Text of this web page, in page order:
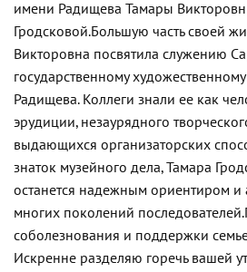
имени Радищева Тамары
Гродсковой.Большую часть своей
Викторовна посвятила служению
государственному
Радищева. Коллеги знали ее как
эрудиции, незаурядного
выдающихся организаторских
знаток музейного дела, Тамара
останется надежным ориентиром и
многих поколений последователей.
соболезнования и поддержки
Искренне разделяю горечь вашей